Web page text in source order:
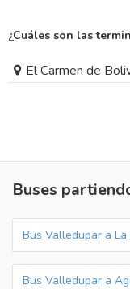
¿Cuáles son las
El Carmen de
Buses
Bus Valledupar a La
Bus Valledupar a